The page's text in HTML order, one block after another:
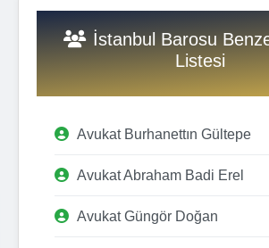
İstanbul Barosu
Listesi
Avukat Burhanettın Gültepe
Avukat Abraham Badi Erel
Avukat Güngör Doğan